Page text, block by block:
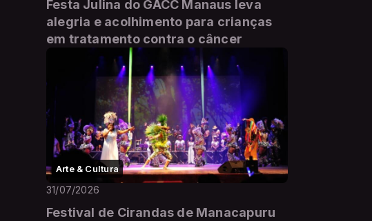
Festa Julina do GACC Manaus leva
alegria e acolhimento para crianças
em tratamento contra o câncer
Arte & Cultura
31/07/2026
Festival de Cirandas de Manacapuru